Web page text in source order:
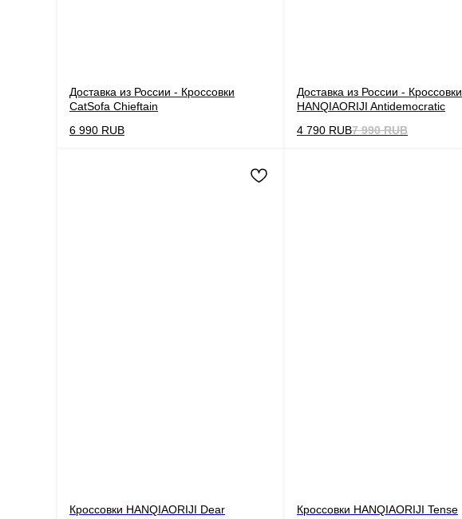
Доставка из России - Кроссовки
CatSofa Chieftain
6 990 RUB
Доставка из России - Кроссовки
HANQIAORIJI Antidemocratic
4 790 RUB7 990 RUB
Кроссовки HANQIAORIJI Dear
Кроссовки HANQIAORIJI Tense